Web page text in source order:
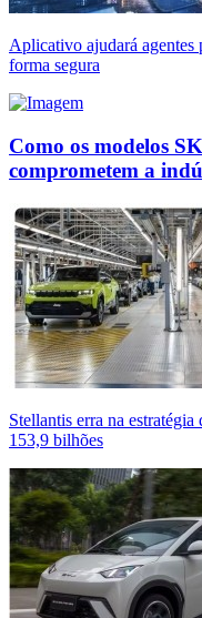
Aplicativo ajudará agentes
forma segura
Como os modelos
comprometem a
Stellantis erra na
153,9 bilhões